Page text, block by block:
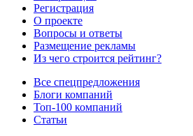
Регистрация
О проекте
Вопросы и ответы
Размещение рекламы
Из чего строится рейтинг?
Все спецпредложения
Блоги компаний
Топ-100 компаний
Статьи